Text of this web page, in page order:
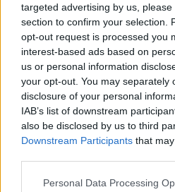
targeted advertising by us,
section to confirm your selection.
opt-out request is processed you
interest-based ads based on
us or personal information
your opt-out. You may separately
disclosure of your personal
IAB’s list of downstream
also be disclosed by us to third
Downstream Participants that
Personal Data Processing
a növekedést. De ugyanígy
kamatplafonok
csökkentése és a
mechanizmus
megkönnyítése érdekében.
elmúlt egy év
intézkedéseit bírálja
Közzétette az Európai Bizottság
amelyek célja, hogy az egyes